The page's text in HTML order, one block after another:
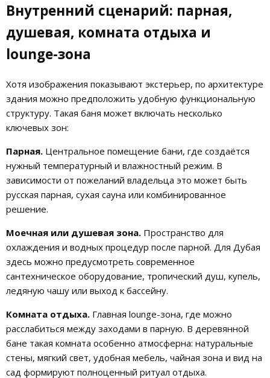
Внутренний сценарий: парная,
душевая, комната отдыха и
lounge-зона
Хотя изображения показывают экстерьер, по архитектуре
здания можно предположить удобную функциональную
структуру. Такая баня может включать несколько
ключевых зон:
Парная. Центральное помещение бани, где создаётся
нужный температурный и влажностный режим. В
зависимости от пожеланий владельца это может быть
русская парная, сухая сауна или комбинированное
решение.
Моечная или душевая зона. Пространство для
охлаждения и водных процедур после парной. Для Дубая
здесь можно предусмотреть современное
сантехническое оборудование, тропический душ, купель,
ледяную чашу или выход к бассейну.
Комната отдыха. Главная lounge-зона, где можно
расслабиться между заходами в парную. В деревянной
бане такая комната особенно атмосферна: натуральные
стены, мягкий свет, удобная мебель, чайная зона и вид на
сад формируют полноценный ритуал отдыха.